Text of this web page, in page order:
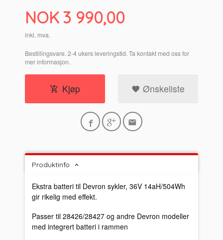
Pris
NOK 3 990,00
inkl. mva.
Bestillingsvare. 2-4 ukers leveringstid. Ta kontakt med oss for
mer informasjon.
Kjøp Ønskeliste
Produktinfo
Ekstra batteri til Devron sykler, 36V 14aH/504Wh
gir rikelig med effekt.
Passer til 28426/28427 og andre Devron modeller
med integrert batteri i rammen